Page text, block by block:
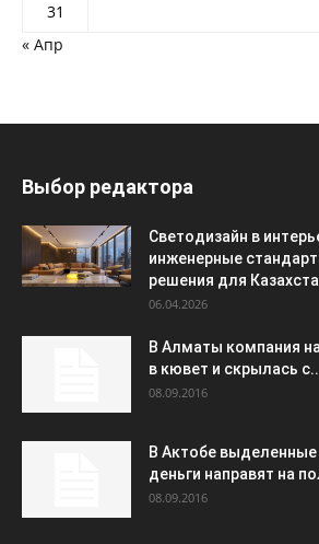
31
« Апр
Выбор редактора
Светодизайн в
инженерные
решения для
06.04.2026
В Алматы компания
в кювет и скрылась
08.09.2016
В Актобе
деньги направят на
08.09.2016